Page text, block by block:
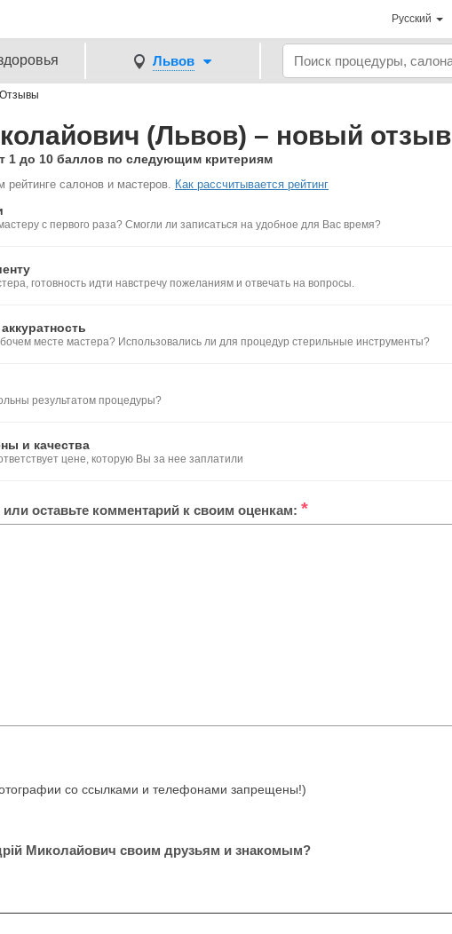
Русский
Львов
Отзывы
(Львов) – новый отзыв
1 до 10 баллов по следующим критериям
салонов и мастеров. Как рассчитывается рейтинг
с первого раза? Смогли ли записаться на удобное для Вас время?
готовность идти навстречу пожеланиям и отвечать на вопросы.
месте мастера? Использовались ли для процедур стерильные инструменты?
результатом процедуры?
и качества
цене, которую Вы за нее заплатили
оставьте комментарий к своим оценкам: *
со ссылками и телефонами запрещены!)
Миколайович своим друзьям и знакомым?